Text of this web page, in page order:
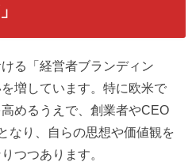
る「経営者ブランディン
増しています。特に欧米で
めるうえで、創業者やCEO
なり、自らの思想や価値観を
つつあります。